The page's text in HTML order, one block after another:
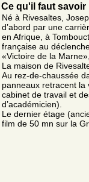
Ce qu'il faut savoir
Né à Rivesaltes,
d’abord par une
en Afrique, à
française au
«Victoire de la
La maison de
Au rez-de-chaussée
panneaux retracent la
cabinet de travail et
d’académicien).
Le dernier étage
film de 50 mn sur la